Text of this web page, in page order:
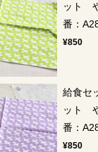
ット
番：
¥850
給食セ
ット
番：
¥850